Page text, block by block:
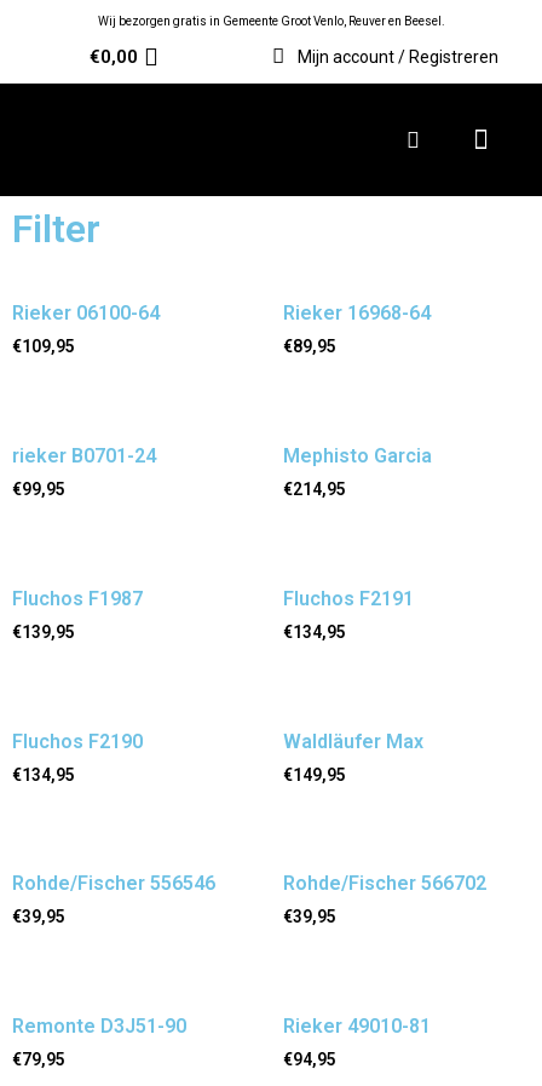
Wij bezorgen gratis in Gemeente Groot Venlo, Reuver en Beesel.
€0,00 Mijn account / Registreren
Filter
Rieker 06100-64
€109,95
Rieker 16968-64
€89,95
rieker B0701-24
€99,95
Mephisto Garcia
€214,95
Fluchos F1987
€139,95
Fluchos F2191
€134,95
Fluchos F2190
€134,95
Waldläufer Max
€149,95
Rohde/Fischer 556546
€39,95
Rohde/Fischer 566702
€39,95
Remonte D3J51-90
€79,95
Rieker 49010-81
€94,95